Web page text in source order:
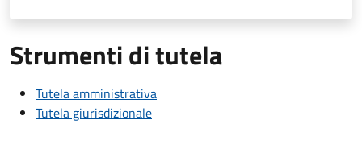
Strumenti di tutela
Tutela amministrativa
Tutela giurisdizionale